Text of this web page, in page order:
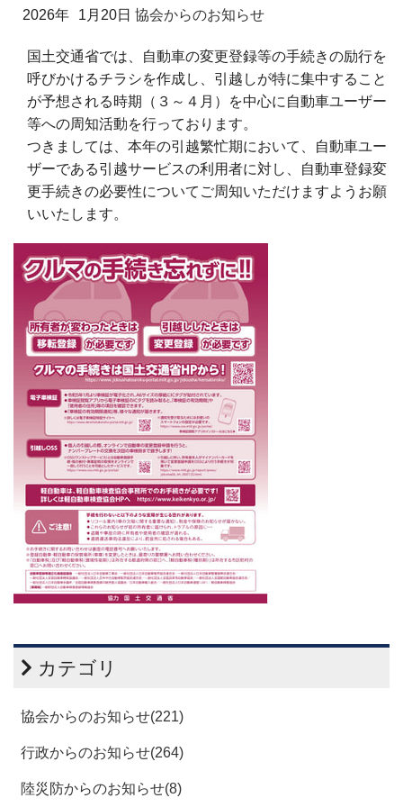
2026年 1月20日 協会からのお知らせ
国土交通省では、自動車の変更登録等の手続きの励行を
呼びかけるチラシを作成し、引越しが特に集中すること
が予想される時期（３～４月）を中心に自動車ユーザー
等への周知活動を行っております。
つきましては、本年の引越繁忙期において、自動車ユー
ザーである引越サービスの利用者に対し、自動車登録変
更手続きの必要性についてご周知いただけますようお願
いいたします。
カテゴリ
協会からのお知らせ(221)
行政からのお知らせ(264)
陸災防からのお知らせ(8)